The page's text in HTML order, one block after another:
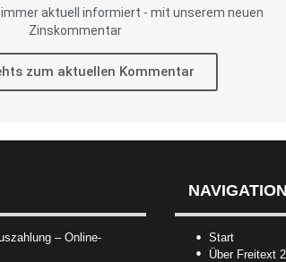
aktuell informiert - mit unserem neuen
Zinskommentar
zum aktuellen Kommentar
– Online-
NAVIGATION
Start
Über Freitext